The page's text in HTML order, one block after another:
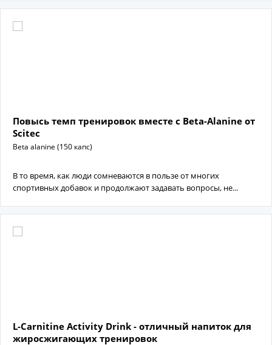
Повысь темп тренировок вместе с Beta-Alanine от
Scitec
Beta alanine (150 капс)
В то время, как люди сомневаются в пользе от многих
спортивных добавок и продолжают задавать вопросы, не...
L-Carnitine Activity Drink - отличный напиток для
жиросжигающих тренировок